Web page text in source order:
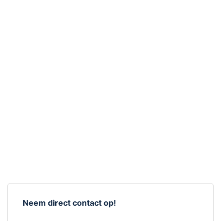
Neem direct contact op!